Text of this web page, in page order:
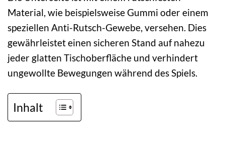
Material, wie beispielsweise Gummi oder einem
speziellen Anti-Rutsch-Gewebe, versehen. Dies
gewährleistet einen sicheren Stand auf nahezu
jeder glatten Tischoberfläche und verhindert
ungewollte Bewegungen während des Spiels.
Inhalt